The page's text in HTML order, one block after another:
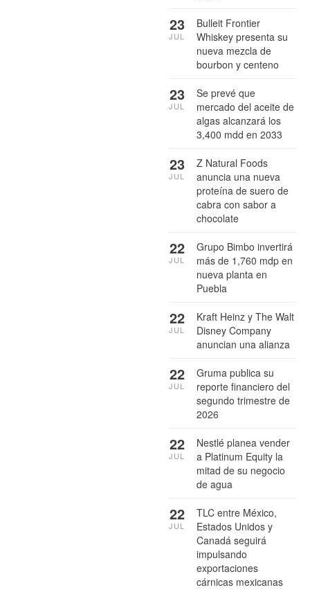
Bulleit Frontier
Whiskey presenta su
nueva mezcla de
bourbon y centeno
23
JUL
Se prevé que
mercado del aceite de
algas alcanzará los
3,400 mdd en 2033
23
JUL
Z Natural Foods
anuncia una nueva
proteína de suero de
cabra con sabor a
chocolate
23
JUL
Grupo Bimbo invertirá
más de 1,760 mdp en
nueva planta en
Puebla
22
JUL
Kraft Heinz y The Walt
Disney Company
anuncian una alianza
22
JUL
Gruma publica su
reporte financiero del
segundo trimestre de
2026
22
JUL
Nestlé planea vender
a Platinum Equity la
mitad de su negocio
de agua
22
JUL
TLC entre México,
Estados Unidos y
Canadá seguirá
impulsando
exportaciones
cárnicas mexicanas
22
JUL